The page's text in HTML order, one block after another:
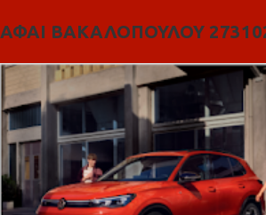
ΑΦΑΙ ΒΑΚΑΛΟΠΟΥΛΟΥ